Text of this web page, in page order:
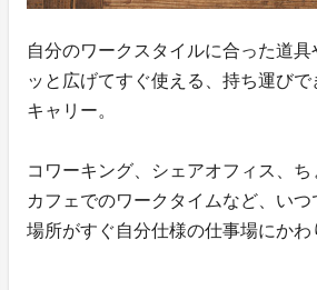
自分のワークスタイルに合った道
ッと広げてすぐ使える、持ち運び
キャリー。
コワーキング、シェアオフィス、
カフェでのワークタイムなど、い
場所がすぐ自分仕様の仕事場にかわ